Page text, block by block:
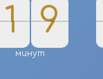
2
1
1
2 0
9
9
0
минут